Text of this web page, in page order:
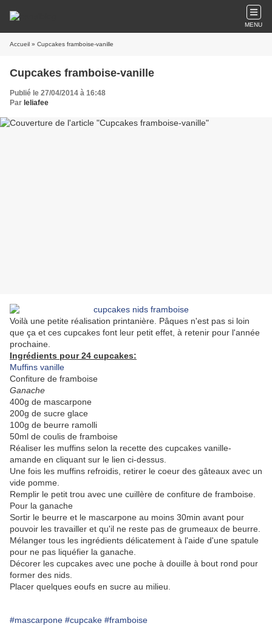
MENU
Accueil » Cupcakes framboise-vanille
Cupcakes framboise-vanille
Publié le 27/04/2014 à 16:48
Par leliafee
Voilà une petite réalisation printanière. Pâques n'est pas si loin
que ça et ces cupcakes font leur petit effet, à retenir pour l'année
prochaine.
Ingrédients pour 24 cupcakes:
Muffins vanille
Confiture de framboise
Ganache
400g de mascarpone
200g de sucre glace
100g de beurre ramolli
50ml de coulis de framboise
Réaliser les muffins selon la recette des cupcakes vanille-
amande en cliquant sur le lien ci-dessus.
Une fois les muffins refroidis, retirer le coeur des gâteaux avec un
vide pomme.
Remplir le petit trou avec une cuillère de confiture de framboise.
Pour la ganache
Sortir le beurre et le mascarpone au moins 30min avant pour
pouvoir les travailler et qu'il ne reste pas de grumeaux de beurre.
Mélanger tous les ingrédients délicatement à l'aide d'une spatule
pour ne pas liquéfier la ganache.
Décorer les cupcakes avec une poche à douille à bout rond pour
former des nids.
Placer quelques eoufs en sucre au milieu.
#mascarpone #cupcake #framboise